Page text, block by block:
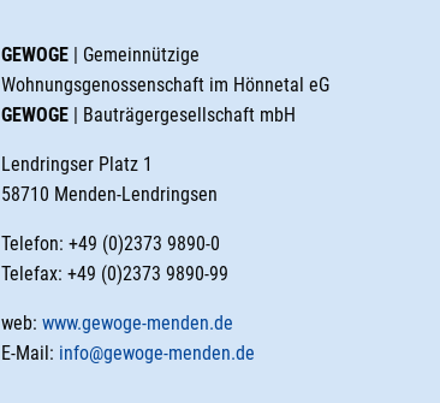
GEWOGE| Gemeinnützige
Wohnungsgenossenschaft im Hönnetal eG
GEWOGE| Bauträgergesellschaft mbH
Lendringser Platz 1
58710 Menden-Lendringsen
Telefon: +49 (0)2373 9890-0
Telefax: +49 (0)2373 9890-99
web: www.gewoge-menden.de
E-Mail: info@gewoge-menden.de